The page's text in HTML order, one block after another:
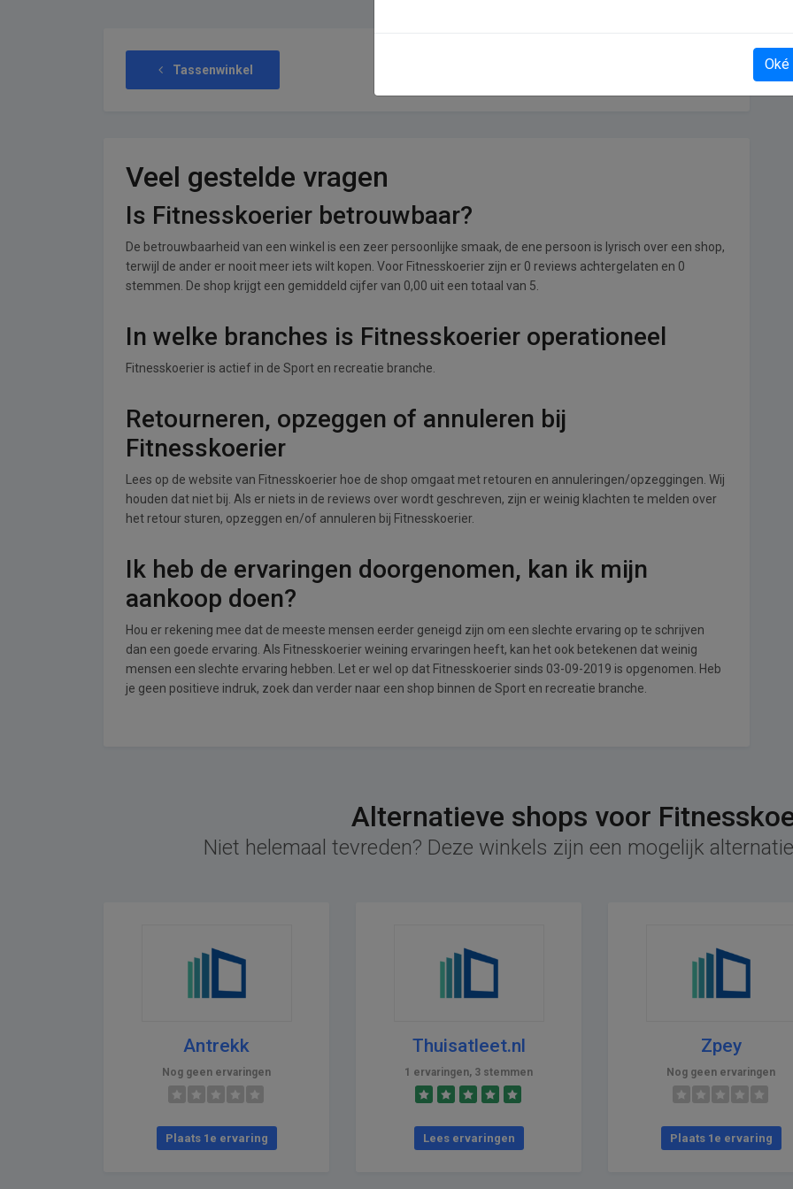
Tassenwinkel
Veel gestelde vragen
Is Fitnesskoerier betrouwbaar?
De betrouwbaarheid van een winkel is een zeer persoonlijke smaak, de ene persoon is lyrisch over een shop,
terwijl de ander er nooit meer iets wilt kopen. Voor Fitnesskoerier zijn er 0 reviews achtergelaten en 0
stemmen. De shop krijgt een gemiddeld cijfer van 0,00 uit een totaal van 5.
In welke branches is Fitnesskoerier operationeel
Fitnesskoerier is actief in de Sport en recreatie branche.
Retourneren, opzeggen of annuleren bij
Fitnesskoerier
Lees op de website van Fitnesskoerier hoe de shop omgaat met retouren en annuleringen/opzeggingen. Wij
houden dat niet bij. Als er niets in de reviews over wordt geschreven, zijn er weinig klachten te melden over
het retour sturen, opzeggen en/of annuleren bij Fitnesskoerier.
Ik heb de ervaringen doorgenomen, kan ik mijn
aankoop doen?
Hou er rekening mee dat de meeste mensen eerder geneigd zijn om een slechte ervaring op te schrijven
dan een goede ervaring. Als Fitnesskoerier weining ervaringen heeft, kan het ook betekenen dat weinig
mensen een slechte ervaring hebben. Let er wel op dat Fitnesskoerier sinds 03-09-2019 is opgenomen. Heb
je geen positieve indruk, zoek dan verder naar een shop binnen de Sport en recreatie branche.
Alternatieve shops voor
Niet helemaal tevreden? Deze winkels zijn een mogelijk
Antrekk
Nog geen ervaringen
Plaats 1e ervaring
Thuisatleet.nl
1 ervaringen, 3 stemmen
Lees ervaringen
Zpey
Nog geen ervaringen
Plaats 1e ervaring
Oké